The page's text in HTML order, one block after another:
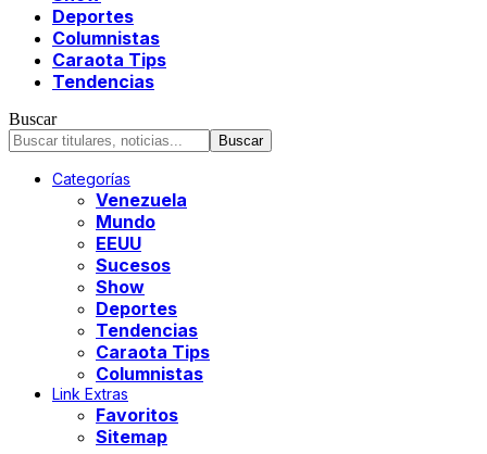
Deportes
Columnistas
Caraota Tips
Tendencias
Buscar
Categorías
Venezuela
Mundo
EEUU
Sucesos
Show
Deportes
Tendencias
Caraota Tips
Columnistas
Link Extras
Favoritos
Sitemap